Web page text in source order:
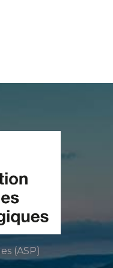
(ASP)